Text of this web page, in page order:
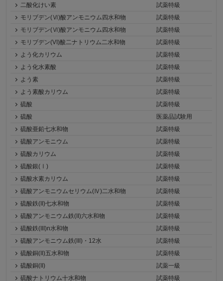
二酸化けい素
試薬特級
モリブデン(Ⅵ)酸アンモニウム四水和物
試薬特級
モリブデン(Ⅵ)酸アンモニウム四水和物
試薬特級
モリブデン(VI)酸二ナトリウム二水和物
試薬特級
よう化カリウム
試薬特級
よう化水素酸
試薬特級
よう素
試薬特級
よう素酸カリウム
試薬特級
硫酸
試薬特級
硫酸
医薬品試験用
硫酸亜鉛七水和物
試薬特級
硫酸アンモニウム
試薬特級
硫酸カリウム
試薬特級
硫酸銀(Ⅰ)
試薬特級
硫酸水素カリウム
試薬特級
硫酸アンモニウムセリウム(Ⅳ)二水和物
試薬特級
硫酸鉄(II)七水和物
試薬特級
硫酸アンモニウム鉄(II)六水和物
試薬特級
硫酸鉄(III)n水和物
試薬特級
硫酸アンモニウム鉄(III)・12水
試薬特級
硫酸銅(II)五水和物
試薬特級
硫酸銅(II)
試薬一級
硫酸ナトリウム十水和物
試薬特級